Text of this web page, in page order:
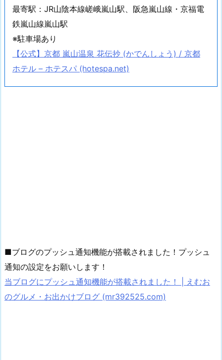
最寄駅：JR山陰本線嵯峨嵐山駅、阪急嵐山線・京福電
鉄嵐山線嵐山駅
※駐車場あり
【公式】京都 嵐山温泉 花伝抄 (かでんしょう) / 京都
ホテル – ホテスパ (hotespa.net)
■ブログのプッシュ通知機能が搭載されました！プッシュ
通知の設定をお願いします！
当ブログにプッシュ通知機能が搭載されました！ | えむお
のグルメ・お出かけブログ (mr392525.com)